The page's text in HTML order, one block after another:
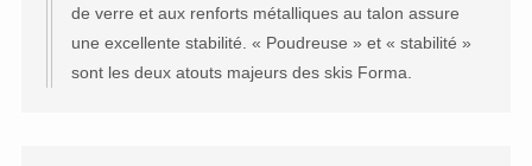
de verre et aux renforts métalliques au talon assure
une excellente stabilité. « Poudreuse » et « stabilité »
sont les deux atouts majeurs des skis Forma.